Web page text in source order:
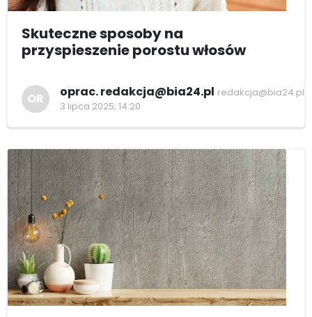
Skuteczne sposoby na
przyspieszenie porostu włosów
OR oprac. redakcja@bia24.pl redakcja@bia24.pl
3 lipca 2025, 14:20